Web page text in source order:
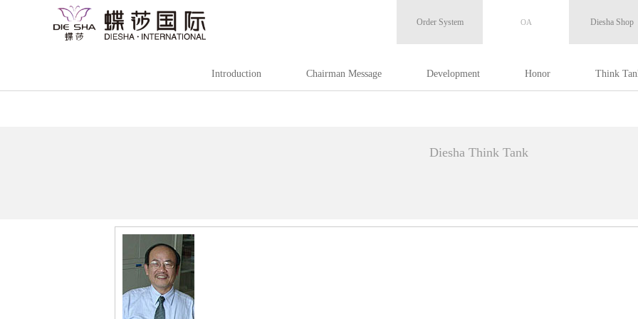
Diesha Shop
OA
OA
Order System
Introduction Chairman Message Development Honor Think
Diesha Think Tank